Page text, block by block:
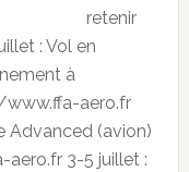
retenir
: Vol en
à
www.ffa-aero.fr
Advanced (avion)
aero.fr 3-5 juillet :